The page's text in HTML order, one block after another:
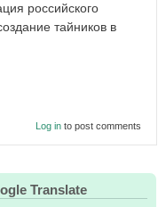
российского
тайников в
Log into post comments
Translate